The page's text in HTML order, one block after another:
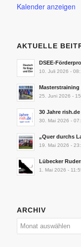
Kalender anzeigen
AKTUELLE
DSEE-
10. Juli 2026 -
Masterstraining
25. Juni 2026 -
30 Jahre rish.de
30. Mai 2026 -
„Quer durchs
19. Mai 2026 -
Lübecker
1. Mai 2026 -
ARCHIV